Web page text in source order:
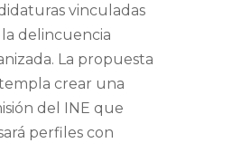
vinculadas
delincuencia
La propuesta
crear una
del INE que
perfiles con